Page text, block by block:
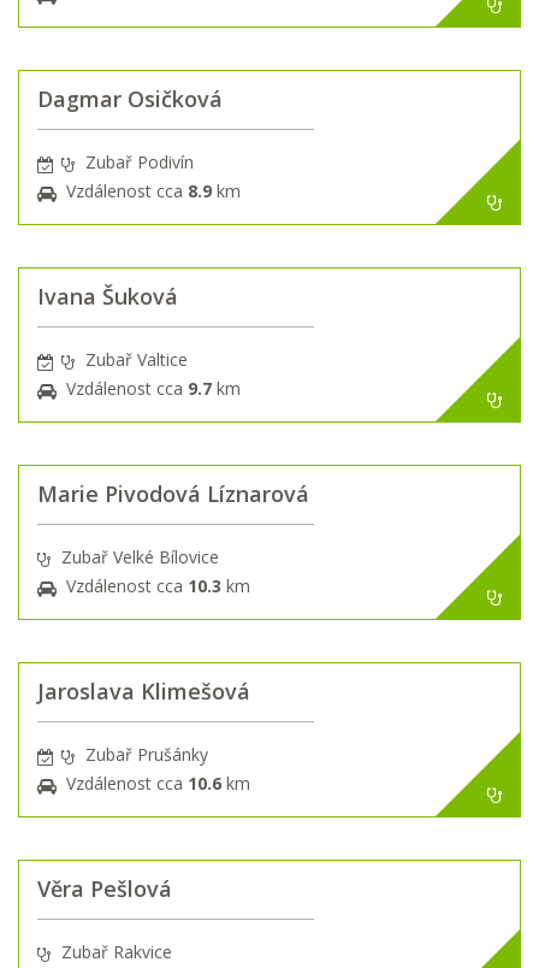
Dagmar Osičková
Zubař Podivín
Vzdálenost cca 8.9 km
Ivana Šuková
Zubař Valtice
Vzdálenost cca 9.7 km
Marie Pivodová Líznarová
Zubař Velké Bílovice
Vzdálenost cca 10.3 km
Jaroslava Klimešová
Zubař Prušánky
Vzdálenost cca 10.6 km
Věra Pešlová
Zubař Rakvice